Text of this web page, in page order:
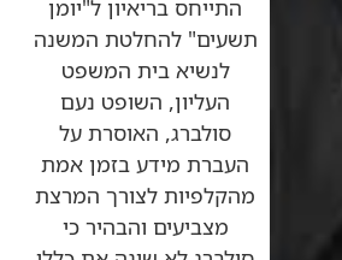
התייחס בריאיון ל"יומן
תשעים" להחלטת המשנה
לנשיא בית המשפט
העליון, השופט נעם
סולברג, האוסרת על
העברת מידע בזמן אמת
מהקלפיות לצורך המרצת
מצביעים והבהיר כי